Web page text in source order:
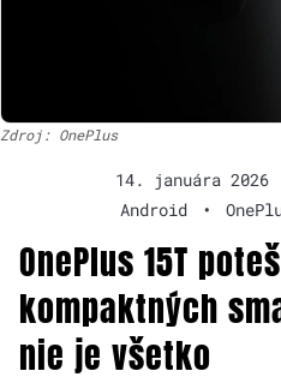
Zdroj: OnePlus
14. januára 2026
Android
•
OnePlus 15T
kompaktných
nie je všetko